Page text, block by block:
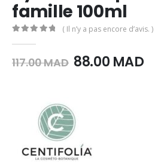
famille 100ml
( Il n’y a pas encore d’avis. )
117.00MAD Le
117.00
MAD.
88.00 MADLe